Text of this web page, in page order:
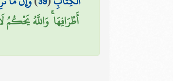
أَطْرَافِهَا ۚ وَاللَّهُ